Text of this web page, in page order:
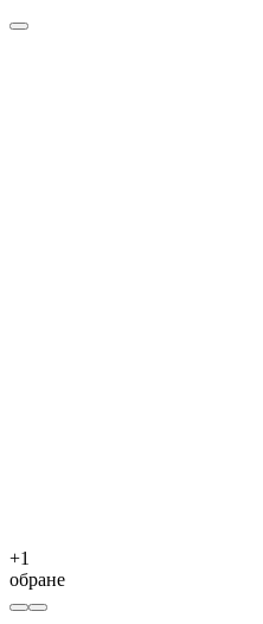
+1
обране